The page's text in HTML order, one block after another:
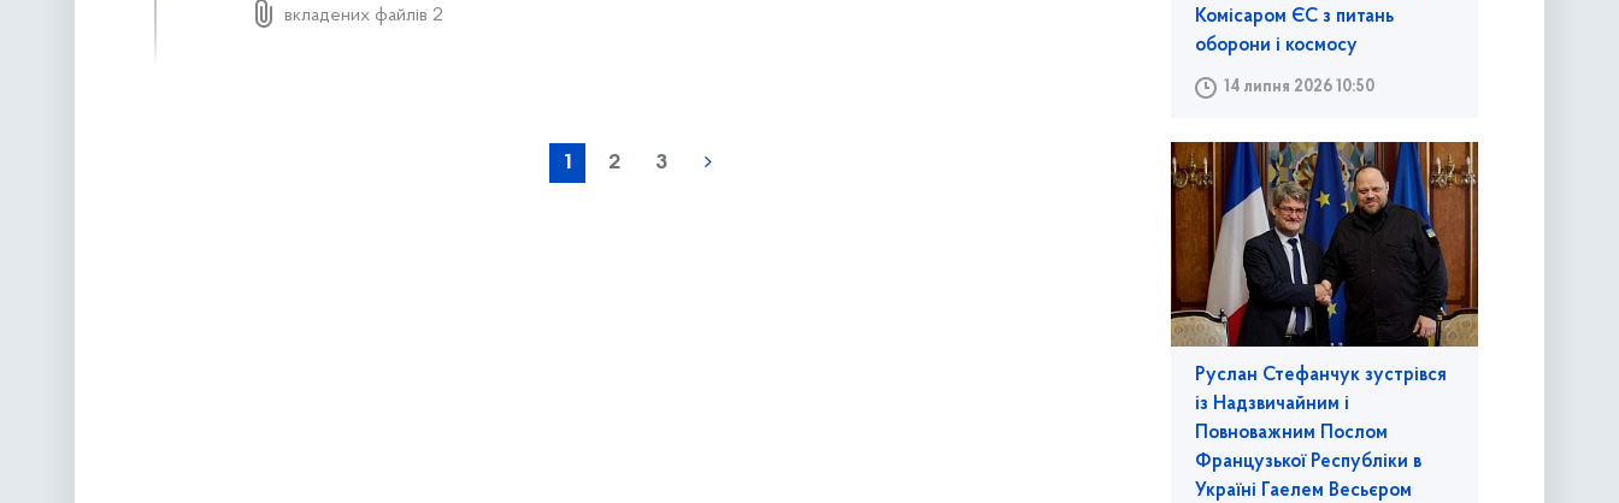
вкладених файлів 2
1 2 3
Комісаром ЄС з питань
оборони і космосу
14 липня 2026 10:50
Руслан Стефанчук зустрівся
із Надзвичайним і
Повноважним Послом
Французької Республіки в
Україні Гаелем Весьєром